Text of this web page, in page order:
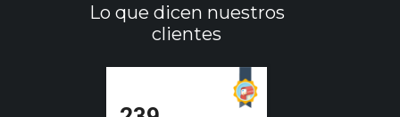
Lo que dicen nuestros
clientes